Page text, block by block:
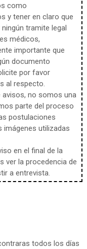
como
y tener en claro que
tramite legal
médicos,
importante que
documento
por favor
al respecto.
no somos una
parte del proceso
postulaciones
imágenes utilizadas
en el final de la
ver la procedencia de
a entrevista.
todos los días